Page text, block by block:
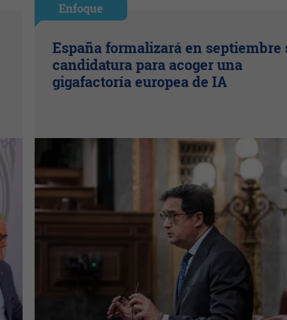
Enfoque
España formalizará en septiembre
candidatura para acoger una
gigafactoría europea de IA